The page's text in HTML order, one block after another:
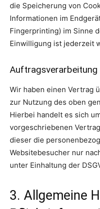
die Speicherung von
Informationen im
Fingerprinting) im Sinne
Einwilligung ist jederzeit
Auftragsverarbeitung
Wir haben einen Vertrag
zur Nutzung des oben
Hierbei handelt es sich
vorgeschriebenen
dieser die
Websitebesucher nur
unter Einhaltung der
3. Allgemeine